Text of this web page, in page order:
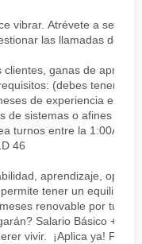
vibrar. Atrévete a ser
las llamadas de
ganas de
(debes tener
de experiencia en
de sistemas o afines
turnos entre la 1:00AM
46
aprendizaje,
tener un equilibrio
renovable por tu
Salario Básico +
vivir. ¡Aplica ya!